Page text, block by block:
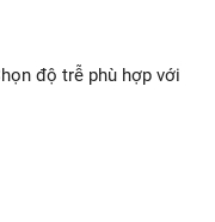
độ trễ phù hợp với